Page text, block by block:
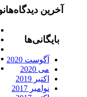
متن
آخرین دیدگاه‌ها
بایگانی‌ها
آگوست 2020
می 2020
اکتبر 2019
نوامبر 2017